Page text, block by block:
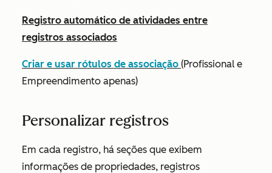
Registro automático de atividades entre
registros associados
Criar e usar rótulos de associação (Profissional e
Empreendimento apenas)
Personalizar registros
Em cada registro, há seções que exibem
informações de propriedades, registros